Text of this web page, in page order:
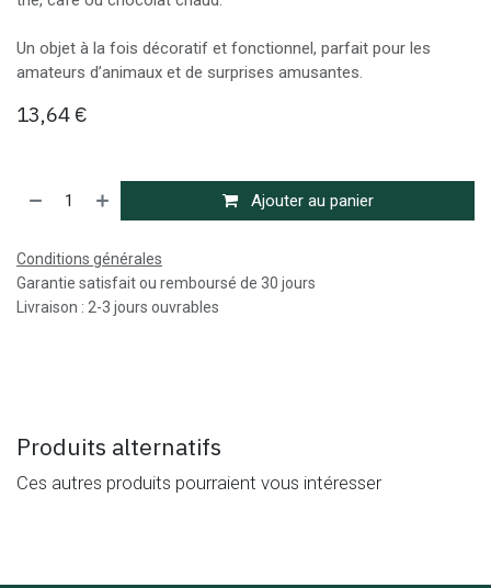
Un objet à la fois décoratif et fonctionnel, parfait pour les
amateurs d’animaux et de surprises amusantes.
13,64 €
Ajouter au panier
Conditions générales
Garantie satisfait ou remboursé de 30 jours
Livraison : 2-3 jours ouvrables
Produits alternatifs
Ces autres produits pourraient vous intéresser